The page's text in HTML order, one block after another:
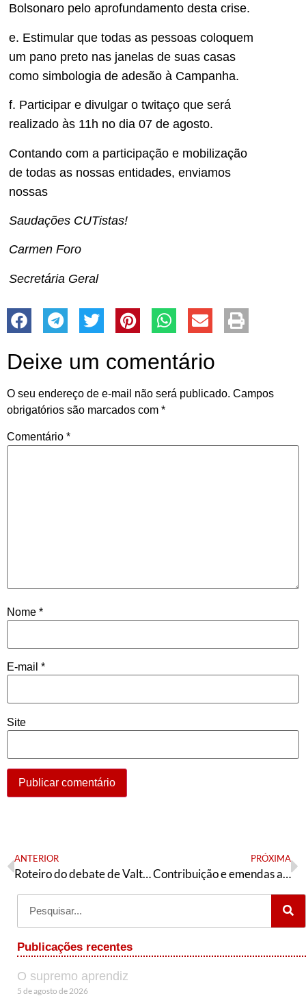
Bolsonaro pelo aprofundamento desta crise.
e. Estimular que todas as pessoas coloquem
um pano preto nas janelas de suas casas
como simbologia de adesão à Campanha.
f. Participar e divulgar o twitaço que será
realizado às 11h no dia 07 de agosto.
Contando com a participação e mobilização
de todas as nossas entidades, enviamos
nossas
Saudações CUTistas!
Carmen Foro
Secretária Geral
Deixe um comentário
O seu endereço de e-mail não será publicado. Campos
obrigatórios são marcados com *
Comentário *
Nome *
E-mail *
Site
ANTERIOR
Roteiro do debate de Valter Pomar sobre crise sistêmica do capitalismo e alternativa sistêmica socialista
PRÓXIMA
Contribuição e emendas ao “Plano de Transformação do Brasil” em debate no PT
Publicações recentes
O supremo aprendiz
5 de agosto de 2026